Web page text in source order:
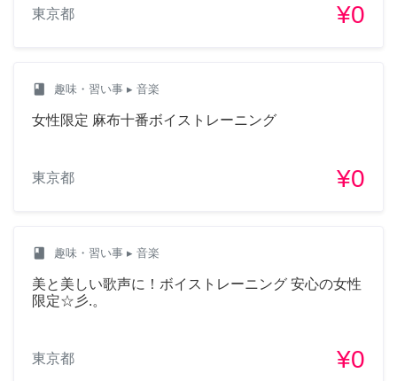
東京都 ¥0
class 趣味・習い事 ▸ 音楽
女性限定 麻布十番ボイストレーニング
東京都 ¥0
class 趣味・習い事 ▸ 音楽
美と美しい歌声に！ボイストレーニング 安心の女性
限定☆彡.。
東京都 ¥0